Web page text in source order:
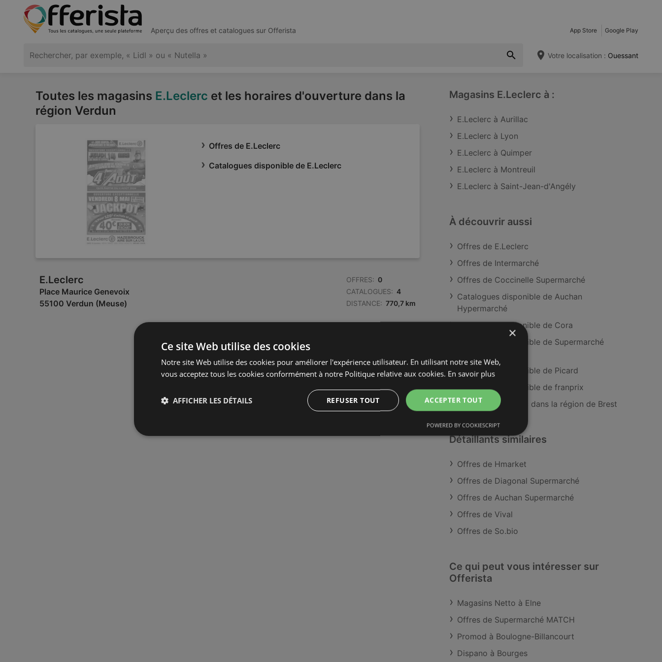
Aperçu des offres et catalogues sur Offerista App Store Google Play
Votre localisation : Ouessant
Toutes les magasins E.Leclerc et les horaires d'ouverture dans la
région Verdun
Offres de E.Leclerc
Catalogues disponible de E.Leclerc
E.Leclerc
Place Maurice Genevoix
55100 Verdun (Meuse)
OFFRES: 0
CATALOGUES: 4
DISTANCE: 770,7 km
Magasins E.Leclerc à :
E.Leclerc à Aurillac
E.Leclerc à Lyon
E.Leclerc à Quimper
E.Leclerc à Montreuil
E.Leclerc à Saint-Jean-d'Angély
À découvrir aussi
Offres de E.Leclerc
Offres de Intermarché
Offres de Coccinelle Supermarché
Catalogues disponible de Auchan
Hypermarché
Catalogues disponible de Cora
Catalogues disponible de Supermarché
Catalogues disponible de Picard
Catalogues disponible de franprix
Magasins E.Leclerc dans la région de Brest
Détaillants similaires
Offres de Hmarket
Offres de Diagonal Supermarché
Offres de Auchan Supermarché
Offres de Vival
Offres de So.bio
Ce qui peut vous intéresser sur
Offerista
Magasins Netto à Elne
Offres de Supermarché MATCH
Promod à Boulogne-Billancourt
Dispano à Bourges
×
Ce site Web utilise des cookies
Notre site Web utilise des cookies pour améliorer l'expérience utilisateur. En utilisant notre site Web,
vous acceptez tous les cookies conformément à notre Politique relative aux cookies. En savoir plus
ACCEPTER TOUT
REFUSER TOUT
AFFICHER LES DÉTAILS
POWERED BY COOKIESCRIPT